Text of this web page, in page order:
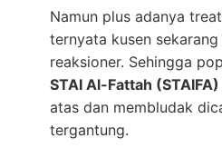
Namun plus adanya
ternyata kusen
reaksioner. Sehingga
STAI Al-Fattah
atas dan membludak
tergantung.